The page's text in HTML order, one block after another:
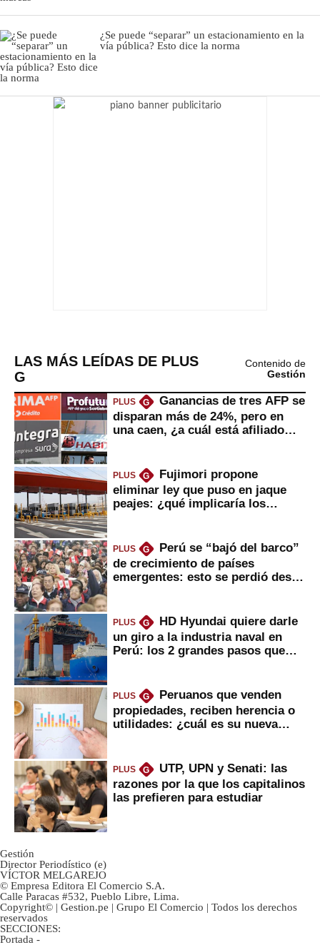
¿Se puede “separar” un estacionamiento en la
vía pública? Esto dice la norma
LAS MÁS LEÍDAS DE PLUS
G
Contenido de
Gestión
PLUS G
Ganancias de tres AFP se
disparan más de 24%, pero en
una caen, ¿a cuál está afiliado
PLUS G
Fujimori propone
eliminar ley que puso en jaque
peajes: ¿qué implicaría los
PLUS G
Perú se “bajó del barco”
de crecimiento de países
emergentes: esto se perdió desde
PLUS G
HD Hyundai quiere darle
un giro a la industria naval en
Perú: los 2 grandes pasos que
PLUS G
Peruanos que venden
propiedades, reciben herencia o
utilidades: ¿cuál es su nueva
PLUS G
UTP, UPN y Senati: las
razones por la que los capitalinos
las prefieren para estudiar
Gestión
Director Periodístico (e)
VÍCTOR MELGAREJO
© Empresa Editora El Comercio S.A.
Calle Paracas #532, Pueblo Libre, Lima.
Copyright© | Gestion.pe | Grupo El Comercio | Todos los derechos
reservados
SECCIONES:
Portada -